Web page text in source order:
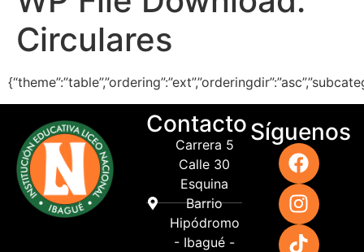
Circulares
Contacto
Carrera 5
Calle 30
Esquina
Barrio
Hipódromo
- Ibagué -
Síguenos